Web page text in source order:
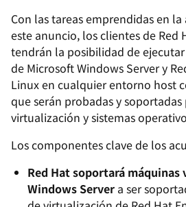
Con las tareas emprendidas en
este anuncio, los clientes de Red
tendrán la posibilidad de
de Microsoft Windows Server y
Linux en cualquier entorno host
que serán probadas y
virtualización y sistemas
Los componentes clave de los
Red Hat soportará máquinas
Windows Server a ser